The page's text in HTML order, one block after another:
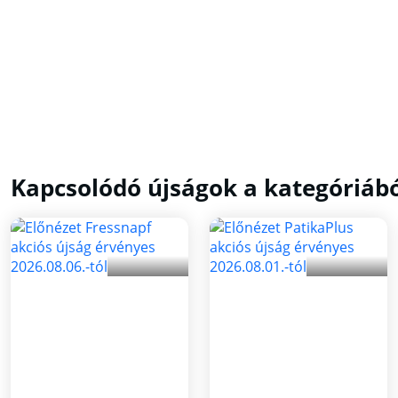
Kapcsolódó újságok a